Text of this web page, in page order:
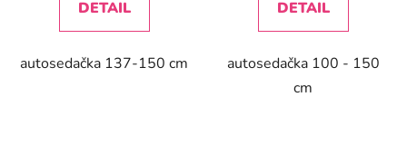
DETAIL
autosedačka 137-150 cm
DETAIL
autosedačka 100 - 150
cm